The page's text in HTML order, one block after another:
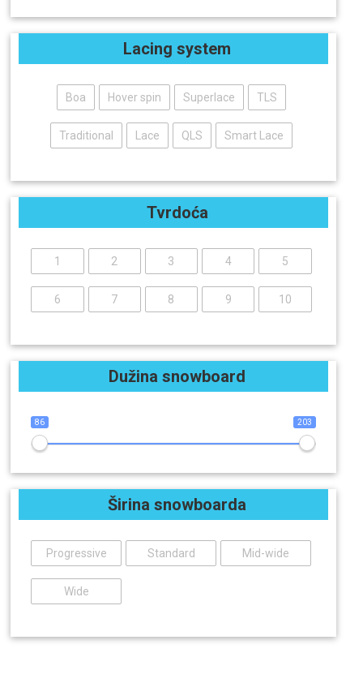
Lacing system
Boa Hover spin Superlace TLS
Traditional Lace QLS Smart Lace
Tvrdoća
1 2 3 4 5
6 7 8 9 10
Dužina snowboard
86 203
Širina snowboarda
Progressive Standard Mid-wide
Wide